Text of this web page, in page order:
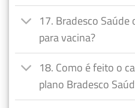
17. Bradesco
para vacina?
18. Como é feito o
plano Bradesco